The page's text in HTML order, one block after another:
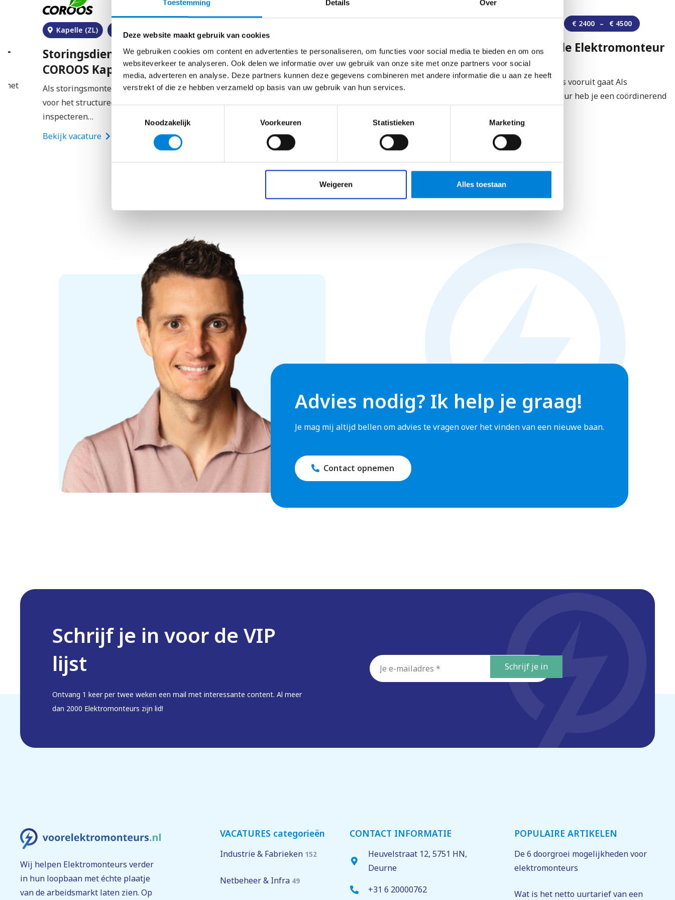
Toestemming Details Over
Deze website maakt gebruik van cookies
We gebruiken cookies om content en advertenties te personaliseren, om functies voor social media te bieden en om ons
websiteverkeer te analyseren. Ook delen we informatie over uw gebruik van onze site met onze partners voor social
media, adverteren en analyse. Deze partners kunnen deze gegevens combineren met andere informatie die u aan ze heeft
verstrekt of die ze hebben verzameld op basis van uw gebruik van hun services.
Noodzakelijk
Voorkeuren Statistieken Marketing
Weigeren Alles toestaan
Kapelle (ZL) € 2800 –
Storingsdienst Elektrotechniek –
COROOS Kapelle
Als storingsmonteur ETD ben je verantwoordelijk
voor het structureel oplossen van storingen en het
inspecteren…
Bekijk vacature
Geldermalsen
Storingsdienst Elektrotechniek –
COROOS Geldermalsen
Als storingsmonteur ETD ben je verantwoordelijk
voor het structureel oplossen van storingen en het
Bekijk vacature
2400 – €4500
Leidinggevende Elektromonteur –
Actemium
Hoe jij samen met ons vooruit gaat Als
Leidinggevend Monteur heb je een coördinerende
Bekijk vacature
Advies nodig? Ik help je graag!
Je mag mij altijd bellen om advies te vragen over het vinden van een nieuwe baan.
Contact opnemen
Schrijf je in voor de VIP
lijst
Ontvang 1 keer per twee weken een mail met interessante content. Al meer
dan 2000 Elektromonteurs zijn lid!
E-
mailadres
Wij helpen Elektromonteurs verder
in hun loopbaan met échte plaatje
van de arbeidsmarkt laten zien. Op
VACATURES categorieën
Industrie & Fabrieken 152
Netbeheer & Infra 49
CONTACT INFORMATIE
Heuvelstraat 12,5751 HN,
Deurne
+31 6 20000762
POPULAIRE ARTIKELEN
De 6 doorgroei mogelijkheden voor
elektromonteurs
Wat is het netto uurtarief van een